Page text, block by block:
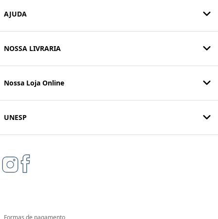
AJUDA
NOSSA LIVRARIA
Nossa Loja Online
UNESP
Formas de pagamento